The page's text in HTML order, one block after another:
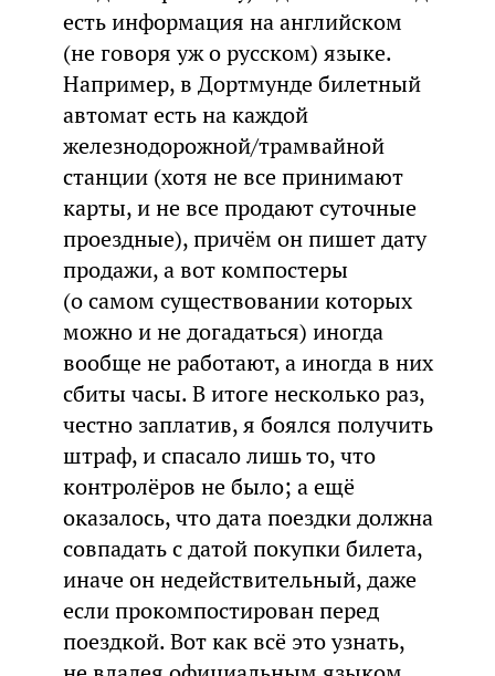
есть информация на английском
(не говоря уж о русском) языке.
Например, в Дортмунде билетный
автомат есть на каждой
железнодорожной/трамвайной
станции (хотя не все принимают
карты, и не все продают суточные
проездные), причём он пишет дату
продажи, а вот компостеры
(о самом существовании которых
можно и не догадаться) иногда
вообще не работают, а иногда в них
сбиты часы. В итоге несколько раз,
честно заплатив, я боялся получить
штраф, и спасало лишь то, что
контролёров не было; а ещё
оказалось, что дата поездки должна
совпадать с датой покупки билета,
иначе он недействительный, даже
если прокомпостирован перед
поездкой. Вот как всё это узнать,